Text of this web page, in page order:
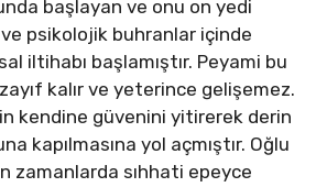
başlayan ve onu on yedi
ve psikolojik buhranlar içinde
iltihabı başlamıştır. Peyami bu
kalır ve yeterince gelişemez.
kendine güvenini yitirerek derin
kapılmasına yol açmıştır. Oğlu
zamanlarda sıhhati epeyce